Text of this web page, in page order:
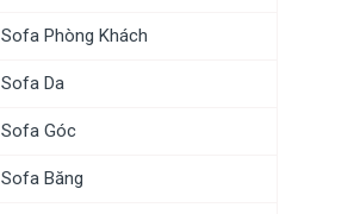
Sofa Phòng Khách
Sofa Da
Sofa Góc
Sofa Băng